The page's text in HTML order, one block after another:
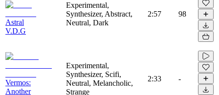
Astral
V.D.G
Experimental,
Synthesizer, Abstract,
Neutral, Dark
2:57 98
Vermos:
Another
Experimental,
Synthesizer, Scifi,
Neutral, Melancholic,
Strange
2:33 -